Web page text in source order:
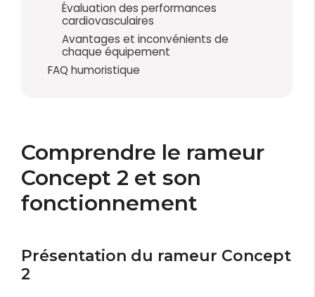
Évaluation des performances
cardiovasculaires
Avantages et inconvénients de
chaque équipement
FAQ humoristique
Comprendre le rameur
Concept 2 et son
fonctionnement
Présentation du rameur Concept
2